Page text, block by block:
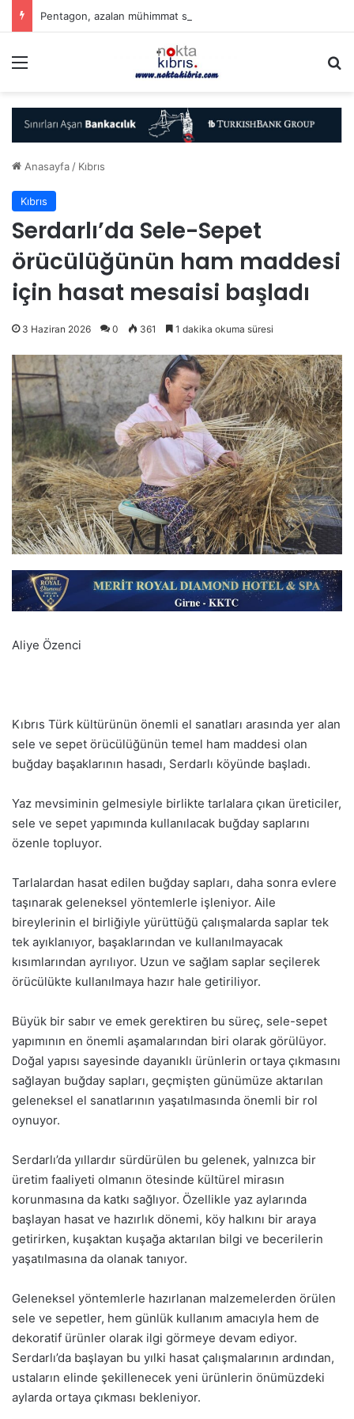
Anasayfa / Kıbrıs
Kıbrıs
Serdarlı’da Sele-Sepet
örücülüğünün ham maddesi
için hasat mesaisi başladı
3 Haziran 2026 0 361 1 dakika okuma süresi
Aliye Özenci
Kıbrıs Türk kültürünün önemli el sanatları arasında yer alan
sele ve sepet örücülüğünün temel ham maddesi olan
buğday başaklarının hasadı, Serdarlı köyünde başladı.
Yaz mevsiminin gelmesiyle birlikte tarlalara çıkan üreticiler,
sele ve sepet yapımında kullanılacak buğday saplarını
özenle topluyor.
Tarlalardan hasat edilen buğday sapları, daha sonra evlere
taşınarak geleneksel yöntemlerle işleniyor. Aile
bireylerinin el birliğiyle yürüttüğü çalışmalarda saplar tek
tek ayıklanıyor, başaklarından ve kullanılmayacak
kısımlarından ayrılıyor. Uzun ve sağlam saplar seçilerek
örücülükte kullanılmaya hazır hale getiriliyor.
Büyük bir sabır ve emek gerektiren bu süreç, sele-sepet
yapımının en önemli aşamalarından biri olarak görülüyor.
Doğal yapısı sayesinde dayanıklı ürünlerin ortaya çıkmasını
sağlayan buğday sapları, geçmişten günümüze aktarılan
geleneksel el sanatlarının yaşatılmasında önemli bir rol
oynuyor.
Serdarlı’da yıllardır sürdürülen bu gelenek, yalnızca bir
üretim faaliyeti olmanın ötesinde kültürel mirasın
korunmasına da katkı sağlıyor. Özellikle yaz aylarında
başlayan hasat ve hazırlık dönemi, köy halkını bir araya
getirirken, kuşaktan kuşağa aktarılan bilgi ve becerilerin
yaşatılmasına da olanak tanıyor.
Geleneksel yöntemlerle hazırlanan malzemelerden örülen
sele ve sepetler, hem günlük kullanım amacıyla hem de
dekoratif ürünler olarak ilgi görmeye devam ediyor.
Serdarlı’da başlayan bu yılki hasat çalışmalarının ardından,
ustaların elinde şekillenecek yeni ürünlerin önümüzdeki
aylarda ortaya çıkması bekleniyor.